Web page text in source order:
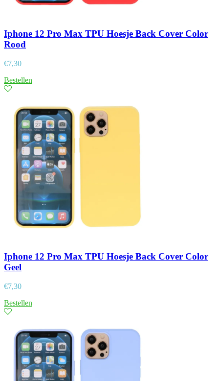
Iphone 12 Pro Max TPU Hoesje Back Cover Color
Rood
€7,30
Bestellen
Iphone 12 Pro Max TPU Hoesje Back Cover Color
Geel
€7,30
Bestellen